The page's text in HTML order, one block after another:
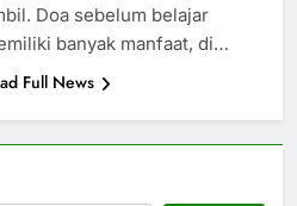
Doa sebelum belajar
banyak manfaat, di…
Full News